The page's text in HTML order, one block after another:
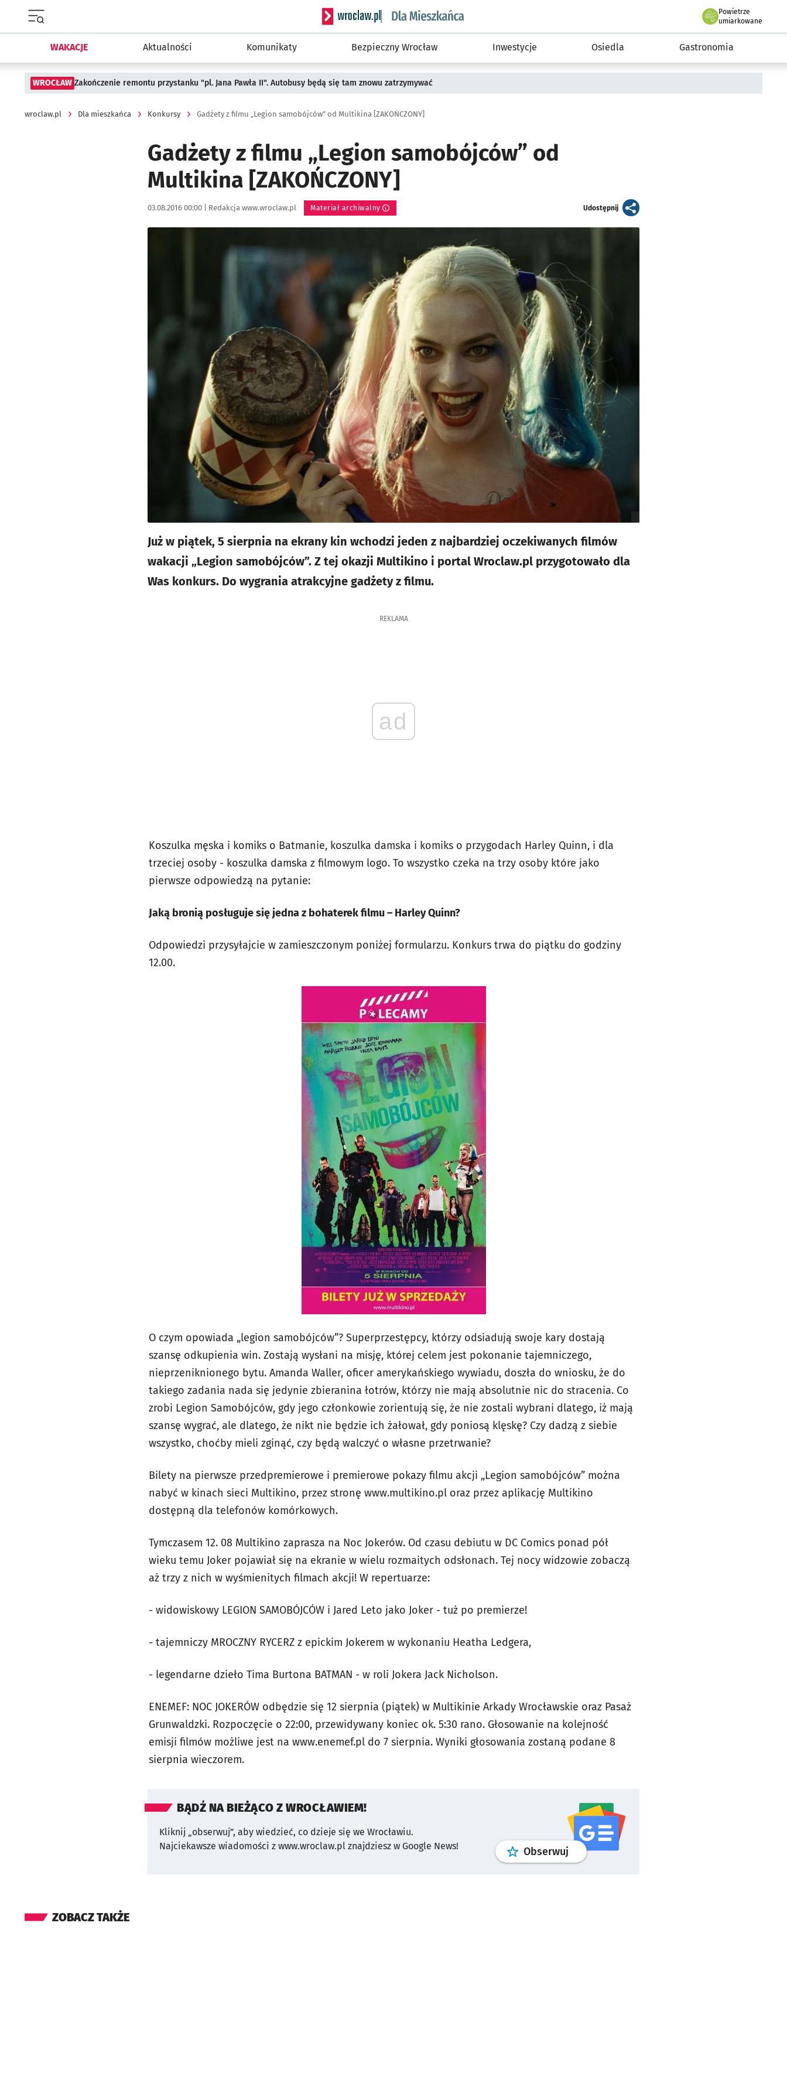
Serwis informacyjny wroclaw.pl podserwis: Dla mieszkańca
Powietrze
we Wrocławiu
umiarkowane
WAKACJE Aktualności Komunikaty Bezpieczny Wrocław Inwestycje Osiedla Gastronomia
WROCŁAW Zakończenie remontu przystanku "pl. Jana Pawła II". Autobusy będą się tam znowu zatrzymywać
wroclaw.pl Dla mieszkańca Konkursy Gadżety z filmu „Legion samobójców” od Multikina [ZAKOŃCZONY]
Gadżety z filmu „Legion samobójców” od
Multikina [ZAKOŃCZONY]
Data publikacji:
03.08.2016 00:00 | Autor:
Redakcja www.wroclaw.pl Materiał archiwalny Udostępnijartykuł
Już w piątek, 5 sierpnia na ekrany kin wchodzi jeden z najbardziej oczekiwanych filmów
wakacji „Legion samobójców”. Z tej okazji Multikino i portal Wroclaw.pl przygotowało dla
Was konkurs. Do wygrania atrakcyjne gadżety z filmu.
REKLAMA
ad
Koszulka męska i komiks o Batmanie, koszulka damska i komiks o przygodach Harley Quinn, i dla
trzeciej osoby - koszulka damska z filmowym logo. To wszystko czeka na trzy osoby które jako
pierwsze odpowiedzą na pytanie:
Jaką bronią posługuje się jedna z bohaterek filmu – Harley Quinn?
Odpowiedzi przysyłajcie w zamieszczonym poniżej formularzu. Konkurs trwa do piątku do godziny
12.00.
O czym opowiada „legion samobójców”? Superprzestępcy, którzy odsiadują swoje kary dostają
szansę odkupienia win. Zostają wysłani na misję, której celem jest pokonanie tajemniczego,
nieprzeniknionego bytu. Amanda Waller, oficer amerykańskiego wywiadu, doszła do wniosku, że do
takiego zadania nada się jedynie zbieranina łotrów, którzy nie mają absolutnie nic do stracenia. Co
zrobi Legion Samobójców, gdy jego członkowie zorientują się, że nie zostali wybrani dlatego, iż mają
szansę wygrać, ale dlatego, że nikt nie będzie ich żałował, gdy poniosą klęskę? Czy dadzą z siebie
wszystko, choćby mieli zginąć, czy będą walczyć o własne przetrwanie?
Bilety na pierwsze przedpremierowe i premierowe pokazy filmu akcji „Legion samobójców” można
nabyć w kinach sieci Multikino, przez stronę www.multikino.pl oraz przez aplikację Multikino
dostępną dla telefonów komórkowych.
Tymczasem 12. 08 Multikino zaprasza na Noc Jokerów. Od czasu debiutu w DC Comics ponad pół
wieku temu Joker pojawiał się na ekranie w wielu rozmaitych odsłonach. Tej nocy widzowie zobaczą
aż trzy z nich w wyśmienitych filmach akcji! W repertuarze:
- widowiskowy LEGION SAMOBÓJCÓW i Jared Leto jako Joker - tuż po premierze!
- tajemniczy MROCZNY RYCERZ z epickim Jokerem w wykonaniu Heatha Ledgera,
- legendarne dzieło Tima Burtona BATMAN - w roli Jokera Jack Nicholson.
ENEMEF: NOC JOKERÓW odbędzie się 12 sierpnia (piątek) w Multikinie Arkady Wrocławskie oraz Pasaż
Grunwaldzki. Rozpoczęcie o 22:00, przewidywany koniec ok. 5:30 rano. Głosowanie na kolejność
emisji filmów możliwe jest na www.enemef.pl do 7 sierpnia. Wyniki głosowania zostaną podane 8
sierpnia wieczorem.
BĄDŹ NA BIEŻĄCO Z WROCŁAWIEM!
Kliknij „obserwuj”, aby wiedzieć, co dzieje się we Wrocławiu.
Najciekawsze wiadomości z www.wroclaw.pl znajdziesz w Google News!
Obserwuj profilgoogle news
ZOBACZ TAKŻE